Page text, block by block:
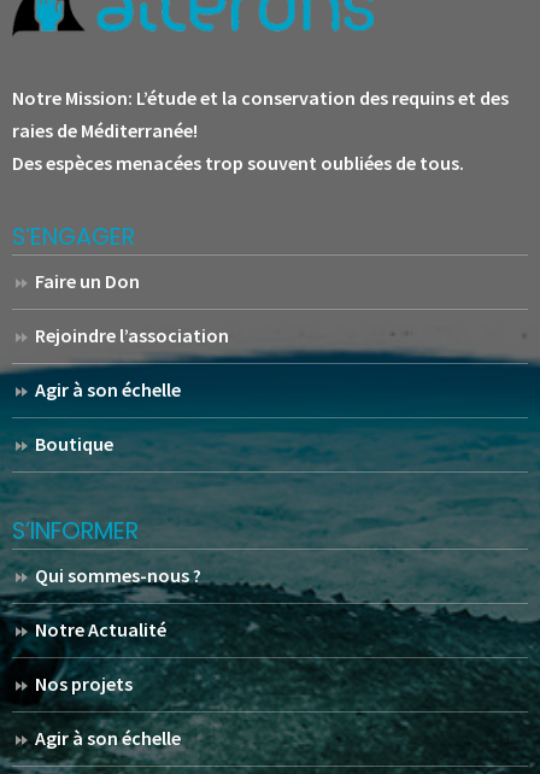
Notre Mission: L’étude et la conservation des requins et des
raies de Méditerranée!
Des espèces menacées trop souvent oubliées de tous.
S’ENGAGER
Faire un Don
Rejoindre l’association
Agir à son échelle
Boutique
S’INFORMER
Qui sommes-nous ?
Notre Actualité
Nos projets
Agir à son échelle